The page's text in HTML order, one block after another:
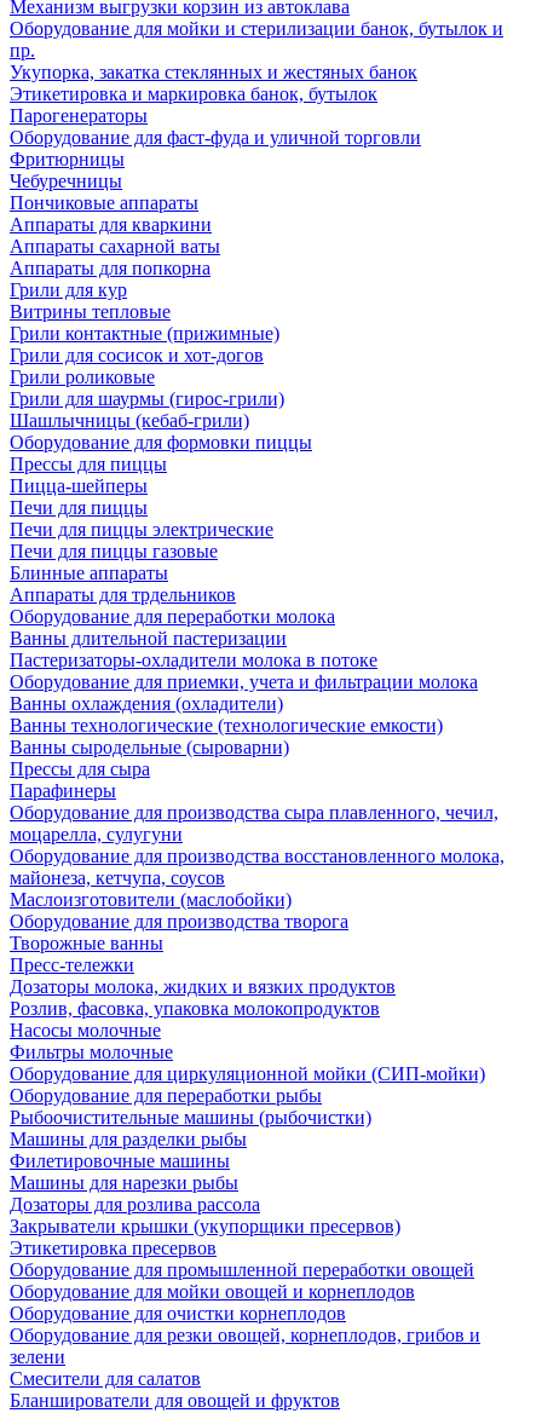
Механизм выгрузки корзин из автоклава
Оборудование для мойки и стерилизации банок, бутылок и
пр.
Укупорка, закатка стеклянных и жестяных банок
Этикетировка и маркировка банок, бутылок
Парогенераторы
Оборудование для фаст-фуда и уличной торговли
Фритюрницы
Чебуречницы
Пончиковые аппараты
Аппараты для кваркини
Аппараты сахарной ваты
Аппараты для попкорна
Грили для кур
Витрины тепловые
Грили контактные (прижимные)
Грили для сосисок и хот-догов
Грили роликовые
Грили для шаурмы (гирос-грили)
Шашлычницы (кебаб-грили)
Оборудование для формовки пиццы
Прессы для пиццы
Пицца-шейперы
Печи для пиццы
Печи для пиццы электрические
Печи для пиццы газовые
Блинные аппараты
Аппараты для трдельников
Оборудование для переработки молока
Ванны длительной пастеризации
Пастеризаторы-охладители молока в потоке
Оборудование для приемки, учета и фильтрации молока
Ванны охлаждения (охладители)
Ванны технологические (технологические емкости)
Ванны сыродельные (сыроварни)
Прессы для сыра
Парафинеры
Оборудование для производства сыра плавленного, чечил,
моцарелла, сулугуни
Оборудование для производства восстановленного молока,
майонеза, кетчупа, соусов
Маслоизготовители (маслобойки)
Оборудование для производства творога
Творожные ванны
Пресс-тележки
Дозаторы молока, жидких и вязких продуктов
Розлив, фасовка, упаковка молокопродуктов
Насосы молочные
Фильтры молочные
Оборудование для циркуляционной мойки (СИП-мойки)
Оборудование для переработки рыбы
Рыбоочистительные машины (рыбочистки)
Машины для разделки рыбы
Филетировочные машины
Машины для нарезки рыбы
Дозаторы для розлива рассола
Закрыватели крышки (укупорщики пресервов)
Этикетировка пресервов
Оборудование для промышленной переработки овощей
Оборудование для мойки овощей и корнеплодов
Оборудование для очистки корнеплодов
Оборудование для резки овощей, корнеплодов, грибов и
зелени
Смесители для салатов
Бланширователи для овощей и фруктов